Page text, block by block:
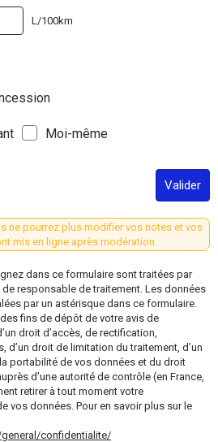
L/100km
Moi-même
Valider
ne pourrez plus modifier vos notes et vos
mis en ligne après modération.
dans ce formulaire sont traitées par
de responsable de traitement. Les données
par un astérisque dans ce formulaire.
fins de dépôt de votre avis de
droit d’accès, de rectification,
d’un droit de limitation du traitement, d’un
portabilité de vos données et du droit
d’une autorité de contrôle (en France,
retirer à tout moment votre
vos données. Pour en savoir plus sur le
confidentialite/